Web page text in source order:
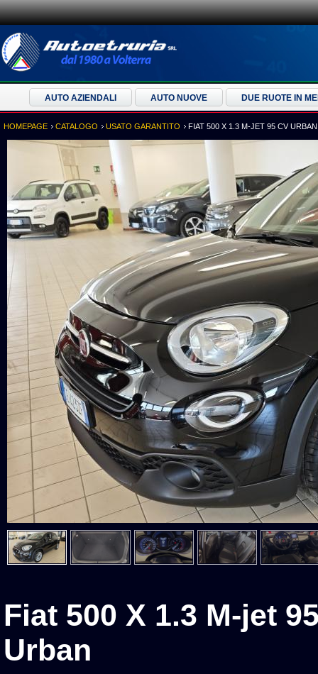
AUTO AZIENDALI AUTO NUOVE DUE RUOTE IN
HOMEPAGE CATALOGO USATO GARANTITO FIAT 500 X 1.3 M-JET 95 CV URBAN
Fiat 500 X 1.3 M-jet
Urban